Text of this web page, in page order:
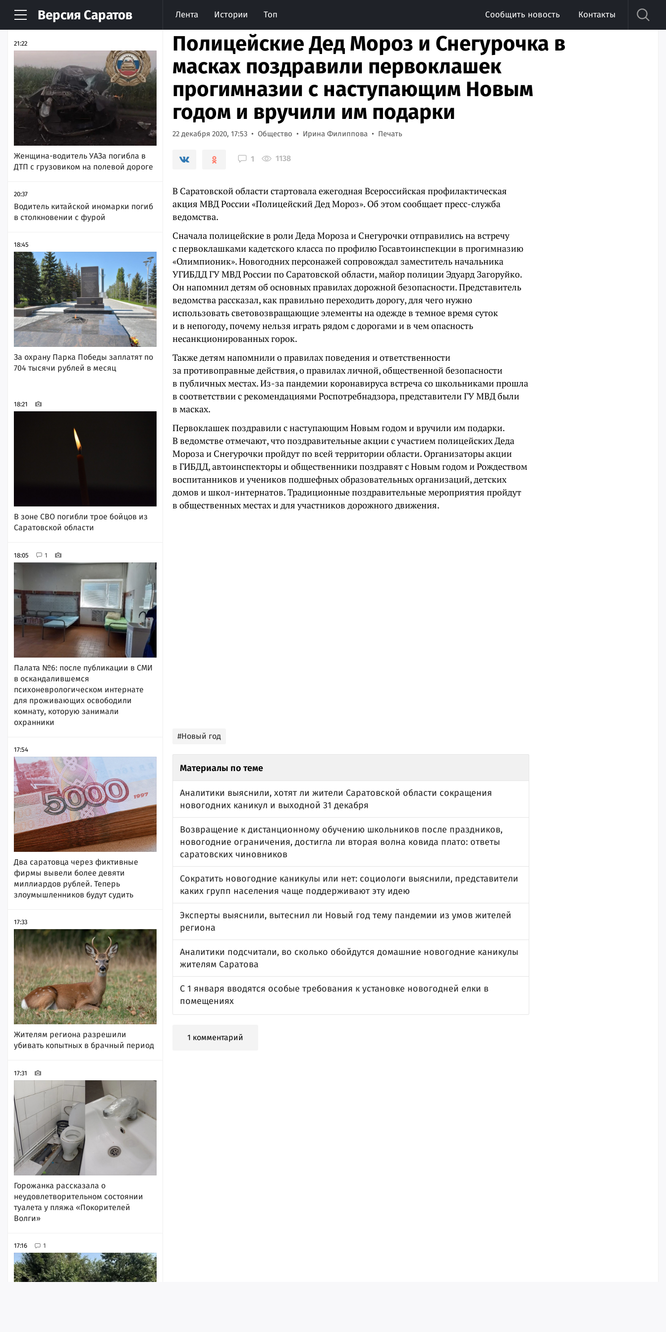
Версия Саратов Лента Истории Топ Сообщить новость Контакты
НОВОСТИ АРХИВ
21:22
Женщина-водитель УАЗа погибла в
ДТП с грузовиком на полевой дороге
20:37
Водитель китайской иномарки погиб
в столкновении с фурой
18:45
За охрану Парка Победы заплатят по
704 тысячи рублей в месяц
18:21
В зоне СВО погибли трое бойцов из
Саратовской области
18:05 1
Палата №6: после публикации в СМИ
в оскандалившемся
психоневрологическом интернате
для проживающих освободили
комнату, которую занимали
охранники
17:54
Два саратовца через фиктивные
фирмы вывели более девяти
миллиардов рублей. Теперь
злоумышленников будут судить
17:33
Жителям региона разрешили
убивать копытных в брачный период
17:31
Горожанка рассказала о
неудовлетворительном состоянии
туалета у пляжа «Покорителей
Волги»
17:16 1
Полицейские Дед Мороз и Снегурочка в
масках поздравили первоклашек
прогимназии с наступающим Новым
годом и вручили им подарки
22 декабря 2020, 17:53 Общество Ирина Филиппова Печать
1 1138
В Саратовской области стартовала ежегодная Всероссийская профилактическая
акция МВД России «Полицейский Дед Мороз». Об этом сообщает пресс-служба
ведомства.
Сначала полицейские в роли Деда Мороза и Снегурочки отправились на встречу
с первоклашками кадетского класса по профилю Госавтоинспекции в прогимназию
«Олимпионик». Новогодних персонажей сопровождал заместитель начальника
УГИБДД ГУ МВД России по Саратовской области, майор полиции Эдуард Загоруйко.
Он напомнил детям об основных правилах дорожной безопасности. Представитель
ведомства рассказал, как правильно переходить дорогу, для чего нужно
использовать световозвращающие элементы на одежде в темное время суток
и в непогоду, почему нельзя играть рядом с дорогами и в чем опасность
несанкционированных горок.
Также детям напомнили о правилах поведения и ответственности
за противоправные действия, о правилах личной, общественной безопасности
в публичных местах. Из-за пандемии коронавируса встреча со школьниками прошла
в соответствии с рекомендациями Роспотребнадзора, представители ГУ МВД были
в масках.
Первоклашек поздравили с наступающим Новым годом и вручили им подарки.
В ведомстве отмечают, что поздравительные акции с участием полицейских Деда
Мороза и Снегурочки пройдут по всей территории области. Организаторы акции
в ГИБДД, автоинспекторы и общественники поздравят с Новым годом и Рождеством
воспитанников и учеников подшефных образовательных организаций, детских
домов и школ-интернатов. Традиционные поздравительные мероприятия пройдут
в общественных местах и для участников дорожного движения.
#Новый год
Материалы по теме
Аналитики выяснили, хотят ли жители Саратовской области сокращения
новогодних каникул и выходной 31 декабря
Возвращение к дистанционному обучению школьников после праздников,
новогодние ограничения, достигла ли вторая волна ковида плато: ответы
саратовских чиновников
Сократить новогодние каникулы или нет: социологи выяснили, представители
каких групп населения чаще поддерживают эту идею
Эксперты выяснили, вытеснил ли Новый год тему пандемии из умов жителей
региона
Аналитики подсчитали, во сколько обойдутся домашние новогодние каникулы
жителям Саратова
С 1 января вводятся особые требования к установке новогодней елки в
помещениях
1 комментарий